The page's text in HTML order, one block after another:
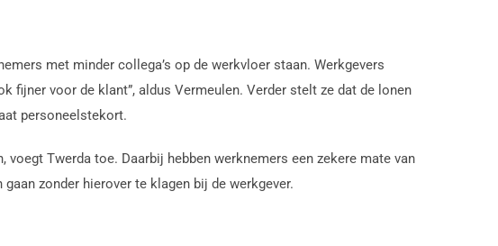
met minder collega’s op de werkvloer staan. Werkgevers
fijner voor de klant”, aldus Vermeulen. Verder stelt ze dat de lonen
personeelstekort.
Twerda toe. Daarbij hebben werknemers een zekere mate van
zonder hierover te klagen bij de werkgever.